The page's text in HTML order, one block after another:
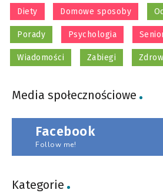
Diety Domowe sposoby
Porady Psychologia
Wiadomości Zabiegi
Media społecznościowe
Facebook
Follow me!
Kategorie